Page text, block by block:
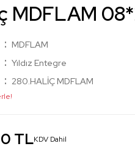
MDFLAM
MDFLAM
Yıldız Entegre
280.HALİÇ MDFLAM
TLKDV Dahil